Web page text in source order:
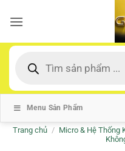
qua
dung
kiếm
Menu Sản Phẩm
Trang chủ / Micro & Hệ Thống